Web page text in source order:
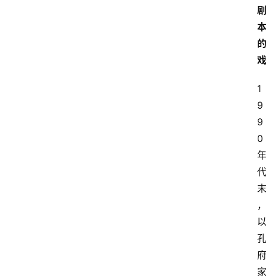
剧
本
的
戏
1
9
9
0
年
代
末
，
以
孔
府
家